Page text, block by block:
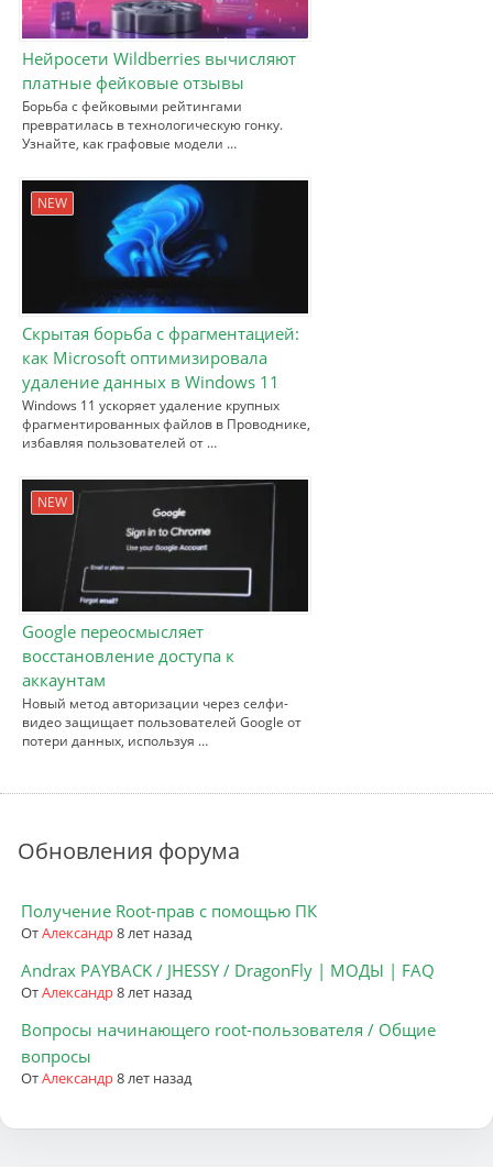
Нейросети Wildberries вычисляют
платные фейковые отзывы
Борьба с фейковыми рейтингами
превратилась в технологическую гонку.
Узнайте, как графовые модели …
NEW
Скрытая борьба с фрагментацией:
как Microsoft оптимизировала
удаление данных в Windows 11
Windows 11 ускоряет удаление крупных
фрагментированных файлов в Проводнике,
избавляя пользователей от …
NEW
Google переосмысляет
восстановление доступа к
аккаунтам
Новый метод авторизации через селфи-
видео защищает пользователей Google от
потери данных, используя …
Обновления форума
Получение Root-прав с помощью ПК
ОтАлександр8 лет назад
Andrax PAYBACK / JHESSY / DragonFly | МОДЫ | FAQ
ОтАлександр8 лет назад
Вопросы начинающего root-пользователя / Общие
вопросы
ОтАлександр8 лет назад